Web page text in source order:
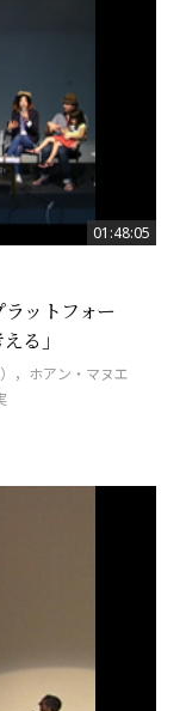
01:48:05
ットフォー
る」
，ホアン・マヌエ